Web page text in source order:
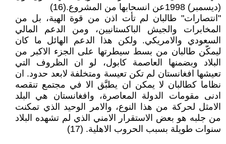
(ديسمبر) 1998عن انسحابها من المشروع.(16)
"انتصارات" طالبان لم تأت اذن من قوة الهية، بل من
المخابرات والجيش الباكستانيين، ومن الدعم المالي
السعودي والامريكي. ولكن هذا الدعم الهائل ما كان
ليمكّن طالبان من بسط سيطرتها على الجزء الاكبر من
البلاد وبضمنها العاصمة كابول، لو ان الظروف التي
تعيشها افغانستان لم تكن تعيسة ومتخلفة لابعد حدود. ان
نظاما كطالبان لا يمكن ان يطبَّق الا في مجتمع تنقصه
ادنى مقومات الدولة المعاصرة، وافغانستان هي البلد
الامثل لحركة من هذا النوع، والامر الوحيد الذي تمكنت
من جلبه هو بعض الاستقرار الامني الذي لم تشهده البلاد
سنوات طويلة بسبب الحروب الاهلية. (17)